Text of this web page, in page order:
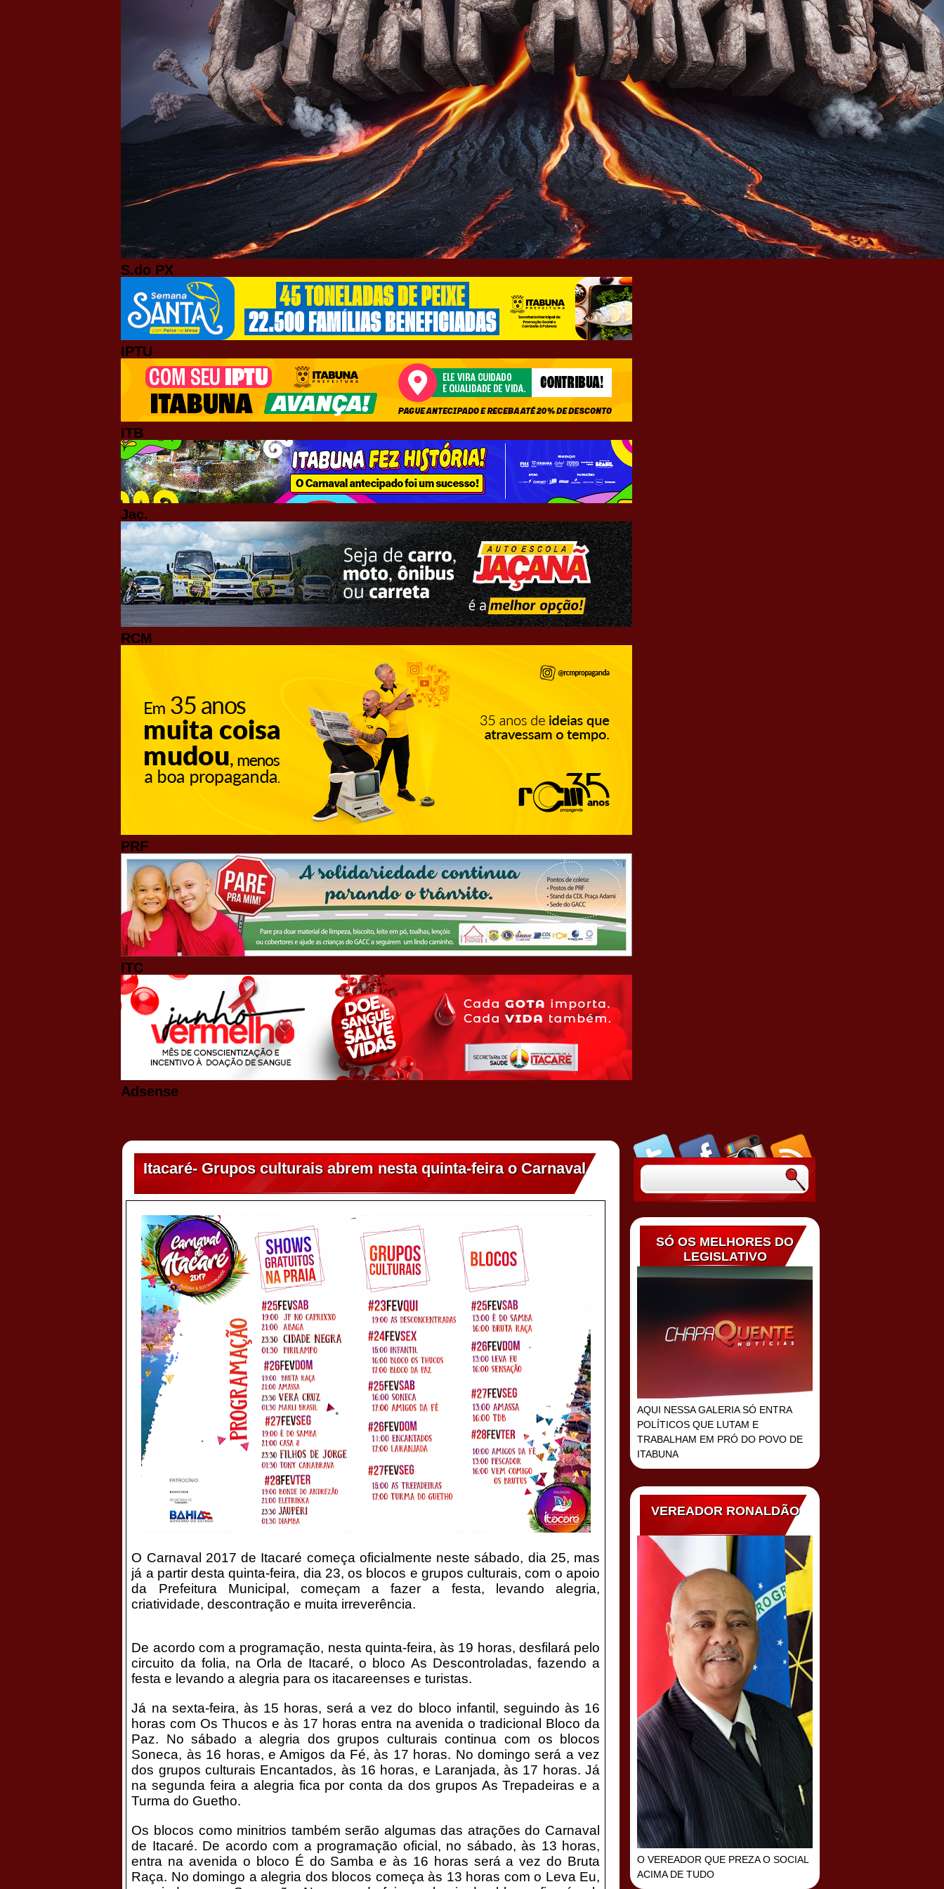
S.do PX
IPTU
ITB
Jaç.
RCM
PRF
ITC
Adsense
Itacaré- Grupos culturais abrem nesta quinta-feira o Carnaval
O Carnaval 2017 de Itacaré começa oficialmente neste sábado, dia 25, mas
já a partir desta quinta-feira, dia 23, os blocos e grupos culturais, com o apoio
da Prefeitura Municipal, começam a fazer a festa, levando alegria,
criatividade, descontração e muita irreverência.
De acordo com a programação, nesta quinta-feira, às 19 horas, desfilará pelo
circuito da folia, na Orla de Itacaré, o bloco As Descontroladas, fazendo a
festa e levando a alegria para os itacareenses e turistas.
Já na sexta-feira, às 15 horas, será a vez do bloco infantil, seguindo às 16
horas com Os Thucos e às 17 horas entra na avenida o tradicional Bloco da
Paz. No sábado a alegria dos grupos culturais continua com os blocos
Soneca, às 16 horas, e Amigos da Fé, às 17 horas. No domingo será a vez
dos grupos culturais Encantados, às 16 horas, e Laranjada, às 17 horas. Já
na segunda feira a alegria fica por conta da dos grupos As Trepadeiras e a
Turma do Guetho.
Os blocos como minitrios também serão algumas das atrações do Carnaval
de Itacaré. De acordo com a programação oficial, no sábado, às 13 horas,
entra na avenida o bloco É do Samba e às 16 horas será a vez do Bruta
Raça. No domingo a alegria dos blocos começa às 13 horas com o Leva Eu,
SÓ OS MELHORES DO
LEGISLATIVO
AQUI NESSA GALERIA SÓ ENTRA
POLÍTICOS QUE LUTAM E
TRABALHAM EM PRÓ DO POVO DE
ITABUNA
VEREADOR RONALDÃO
O VEREADOR QUE PREZA O SOCIAL
ACIMA DE TUDO